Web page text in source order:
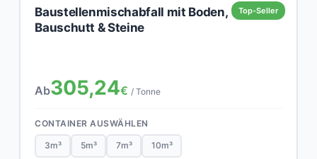
Top-Seller
Baustellenmischabfall mit Boden,
Bauschutt & Steine
Ab305,24€ / Tonne
CONTAINER AUSWÄHLEN
3m³ 5m³ 7m³ 10m³